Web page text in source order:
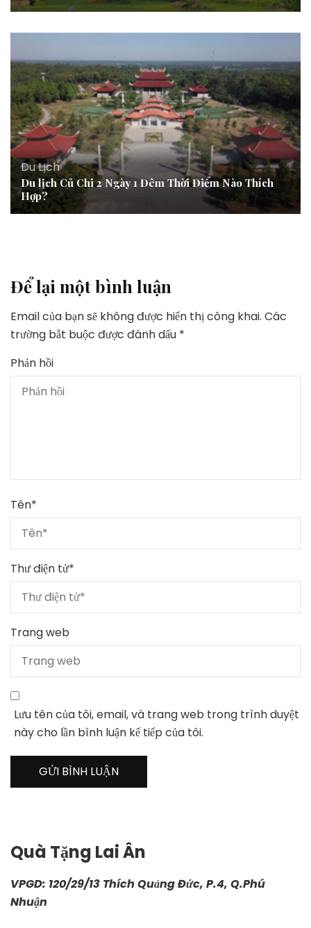
Du Lịch
Du lịch Củ Chi 2 Ngày 1 Đêm Thời Điểm Nào Thích
Hợp?
Để lại một bình luận
Email của bạn sẽ không được hiển thị công khai. Các
trường bắt buộc được đánh dấu *
Phản hồi
Tên*
Thư điện tử*
Trang web
Lưu tên của tôi, email, và trang web trong trình duyệt
này cho lần bình luận kế tiếp của tôi.
Quà Tặng Lai Ân
VPGD: 120/29/13 Thích Quảng Đức, P.4, Q.Phú
Nhuận